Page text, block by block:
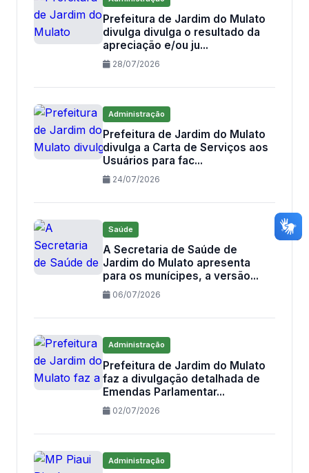
Prefeitura de Jardim do Mulato
divulga divulga o resultado da
apreciação e/ou ju...
28/07/2026
Administração
Prefeitura de Jardim do Mulato
divulga a Carta de Serviços aos
Usuários para fac...
24/07/2026
Saúde
A Secretaria de Saúde de
Jardim do Mulato apresenta
para os munícipes, a versão...
06/07/2026
Administração
Prefeitura de Jardim do Mulato
faz a divulgação detalhada de
Emendas Parlamentar...
02/07/2026
Administração